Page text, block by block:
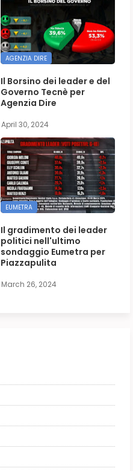
AGENZIA DIRE
Il Borsino dei leader e del
Governo Tecnè per
Agenzia Dire
April 30, 2024
EUMETRA
Il gradimento dei leader
politici nell'ultimo
sondaggio Eumetra per
Piazzapulita
March 26, 2024